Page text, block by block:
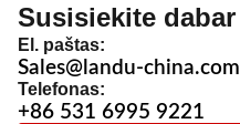
Susisiekite dabar
El. paštas:
Sales@landu-china.com
Telefonas:
+86 531 6995 9221